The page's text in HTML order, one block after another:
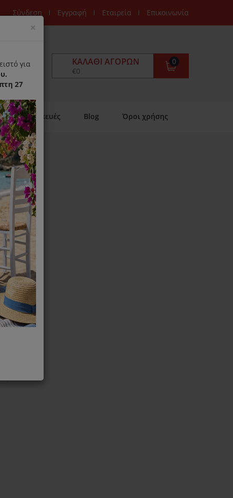
Σύνδεση Εγγραφή Εταιρεία Επικοινωνία
ΚΑΛΆΘΙ ΑΓΟΡΏΝ
0
€0
Επισκευές Blog Όροι χρήσης
× Close
για
27